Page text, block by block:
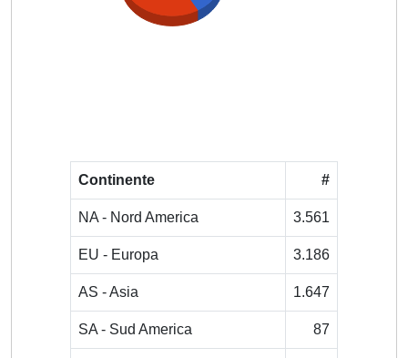
Continente #
NA - Nord America 3.561
EU - Europa 3.186
AS - Asia 1.647
SA - Sud America 87